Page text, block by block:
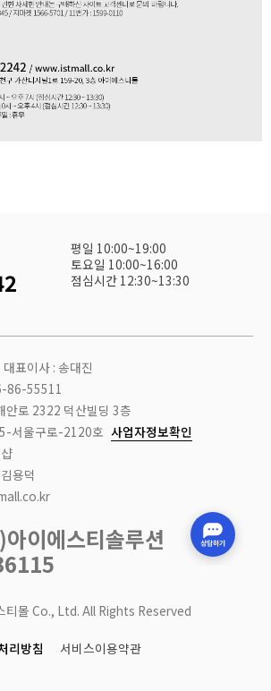
평일 10:00~19:00
토요일 10:00~16:00
점심시간 12:30~13:30
표이사 : 송대진
86-55511
안로 2322 덕산빌딩 3층
서울구로-2120호 사업자정보확인
용덕
이에스티솔루션
몰 Co., Ltd. All Rights Reserved
리방침 서비스이용약관